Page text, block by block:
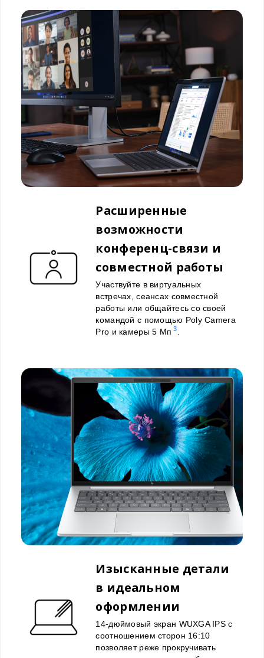
Расширенные
возможности
конференц-связи и
совместной работы
Участвуйте в виртуальных
встречах, сеансах совместной
работы или общайтесь со своей
командой с помощью Poly Camera
Pro и камеры 5 Мп 3
Изысканные детали
в идеальном
оформлении
14-дюймовый экран WUXGA IPS с
соотношением сторон 16:10
позволяет реже прокручивать